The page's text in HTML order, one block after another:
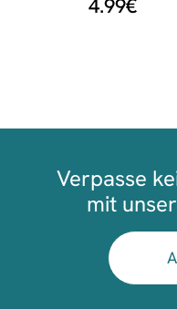
4.99€
Verpasse
mit